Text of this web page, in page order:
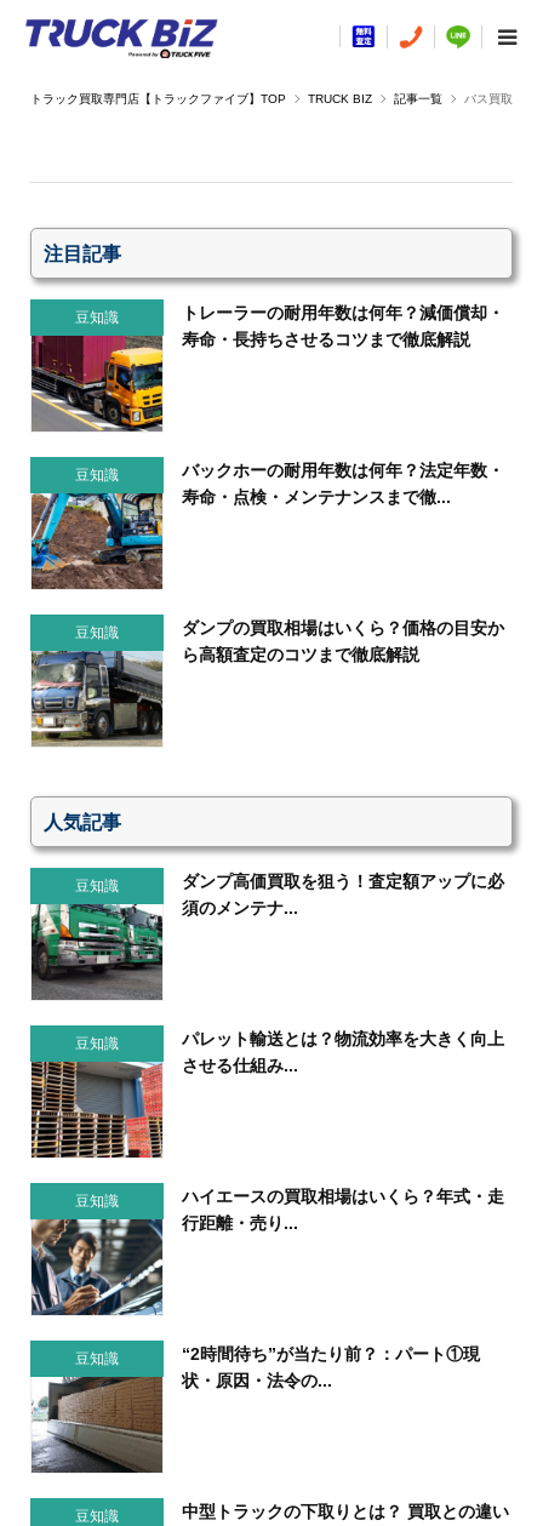
TRUCK BIZ 記事一覧 バス買取
注目記事
豆知識
トレーラーの耐用年数は何年？減価償却・
寿命・長持ちさせるコツまで徹底解説
豆知識
バックホーの耐用年数は何年？法定年数・
寿命・点検・メンテナンスまで徹...
豆知識
ダンプの買取相場はいくら？価格の目安か
ら高額査定のコツまで徹底解説
人気記事
豆知識
ダンプ高価買取を狙う！査定額アップに必
須のメンテナ...
豆知識
パレット輸送とは？物流効率を大きく向上
させる仕組み...
豆知識
ハイエースの買取相場はいくら？年式・走
行距離・売り...
豆知識
“2時間待ち”が当たり前？：パート①現
状・原因・法令の...
豆知識
中型トラックの下取りとは？ 買取との違い